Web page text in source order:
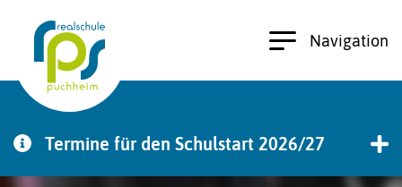
Navigation
Termine für den Schulstart 2026/27